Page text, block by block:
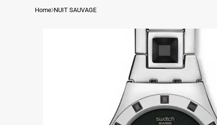
Home NUIT SAUVAGE